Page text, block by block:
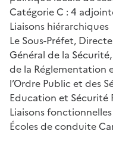
Catégorie C : 4
Liaisons hiérarchiques
Le Sous-Préfet,
Général de la Sécurité,
de la Réglementation
l’Ordre Public et des
Education et Sécurité
Liaisons fonctionnelles
Écoles de conduite